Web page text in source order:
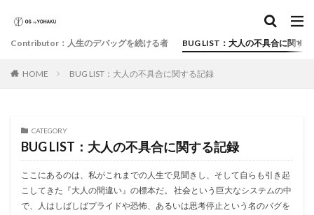
Contributor：人生のデバッグを続ける者 BUG LIST：大人の不具合に関す
HOME BUG LIST：大人の不具合に関する記録
CATEGORY
BUG LIST：大人の不具合に関する記録
ここにあるのは、私がこれまでの人生で見聞きし、そして自らも引き起
こしてきた『大人の間違い』の標本だ。 社会という巨大なシステムの中
で、人はしばしばプライドや恐怖、あるいは思考停止という名のバグを